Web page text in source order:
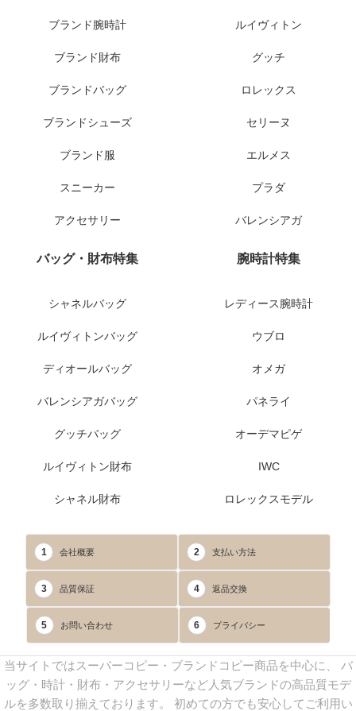
ブランド腕時計
ブランド財布
ブランドバッグ
ブランドシューズ
ブランド服
スニーカー
アクセサリー
ルイヴィトン
グッチ
ロレックス
セリーヌ
エルメス
プラダ
バレンシアガ
バッグ・財布特集
シャネルバッグ
ルイヴィトンバッグ
ディオールバッグ
バレンシアガバッグ
グッチバッグ
ルイヴィトン財布
シャネル財布
腕時計特集
レディース腕時計
ウブロ
オメガ
パネライ
オーデマピゲ
IWC
ロレックスモデル
1 会社概要 2 支払い方法
3 品質保証 4 返品交換
5 お問い合わせ 6 プライバシー
当サイトではスーパーコピー・ブランドコピー商品を中心に、 バ
ッグ・時計・財布・アクセサリーなど人気ブランドの高品質モデ
ルを多数取り揃えております。 初めての方でも安心してご利用い